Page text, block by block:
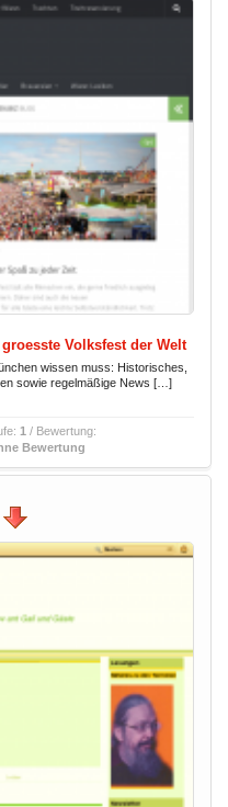
Volksfest der Welt
wissen muss: Historisches,
sowie regelmäßige News […]
1 / Bewertung:
Bewertung